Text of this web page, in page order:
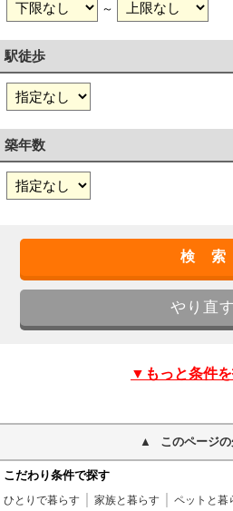
～
駅徒歩
築年数
▼もっと条件
このページ
こだわり条件で探す
ひとりで暮らす 家族と暮らす ペットと暮